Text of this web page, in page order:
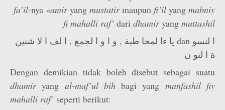
fa’il-nya «amiryang mustatirmaupun fi’il yang mabniy
fi mahalli raf’ dari dhamiryang muttashil
يا ءا لمخا طبة , و ا و ا لجمع , ا لف ا لا شنين dan ا لنسو
ة ا لنو ن
Dengan demikian tidak boleh disebut sebagai suatu
dhamiryang al-maf’­ul bihbagi yang munfashil fiy
mahalli raf’ seperti berikut: